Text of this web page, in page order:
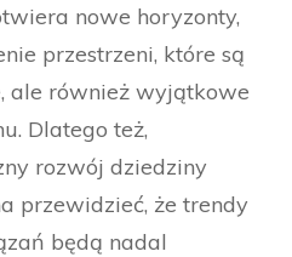
nowe horyzonty,
przestrzeni, które są
ale również wyjątkowe
Dlatego też,
rozwój dziedziny
przewidzieć, że trendy
będą nadal